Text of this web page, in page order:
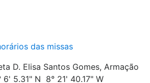
das missas
D. Elisa Santos Gomes, Armação
6' 5.31" N 8° 21' 40.17" W